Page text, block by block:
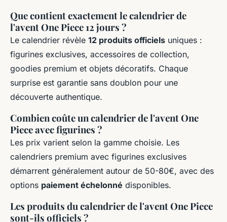
Que contient exactement le calendrier de
l'avent One Piece 12 jours ?
Le calendrier révèle 12 produits officiels uniques :
figurines exclusives, accessoires de collection,
goodies premium et objets décoratifs. Chaque
surprise est garantie sans doublon pour une
découverte authentique.
Combien coûte un calendrier de l'avent One
Piece avec figurines ?
Les prix varient selon la gamme choisie. Les
calendriers premium avec figurines exclusives
démarrent généralement autour de 50-80€, avec des
options paiement échelonné disponibles.
Les produits du calendrier de l'avent One Piece
sont-ils officiels ?